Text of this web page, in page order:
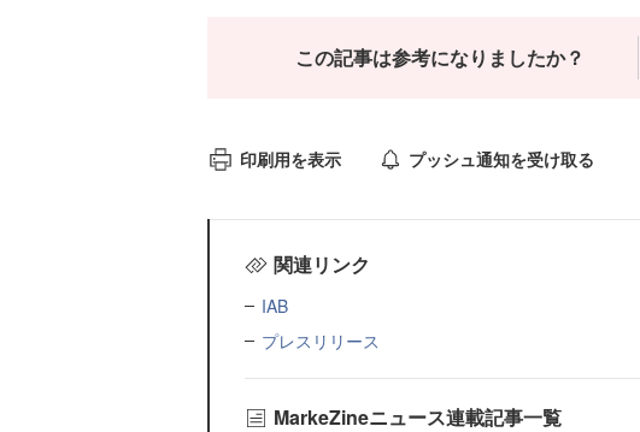
この記事は参考になりましたか？
印刷用を表示 プッシュ通知を受け取る
関連リンク
IAB
プレスリリース
MarkeZineニュース連載記事一覧